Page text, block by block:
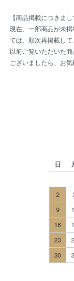
【商品掲載につきまし
現在、一部商品が未
ては、順次再掲載して
以前ご覧いただいた
ございましたら、お気
日
2
9
16
23
30